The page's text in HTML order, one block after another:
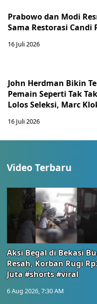
Prabowo dan Modi
Sama Restorasi Candi
16 Juli 2026
John Herdman Bikin
Pemain Seperti Tak
Lolos Seleksi, Marc
16 Juli 2026
Video Terbaru
Aksi Begal di Bekasi
Resah, Korban Rugi
Juta #shorts #viral
6 Aug 2026, 7:30 AM